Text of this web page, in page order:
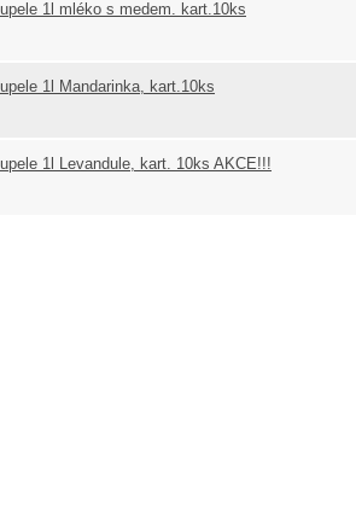
1l mléko s medem. kart.10ks
1l Mandarinka, kart.10ks
1l Levandule, kart. 10ks AKCE!!!